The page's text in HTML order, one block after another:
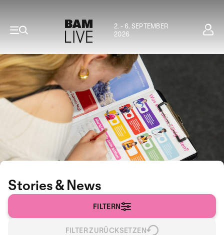
2. - 6. SEPTEMBER
2026
Stories & News
FILTERN
FILTER ZURÜCKSETZEN